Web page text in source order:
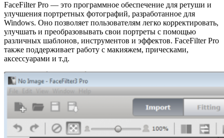
FaceFilter Pro — это программное обеспечение для ретуши и
улучшения портретных фотографий, разработанное для
Windows. Оно позволяет пользователям легко корректировать,
улучшать и преобразовывать свои портреты с помощью
различных шаблонов, инструментов и эффектов. FaceFilter Pro
также поддерживает работу с макияжем, прическами,
аксессуарами и т.д.